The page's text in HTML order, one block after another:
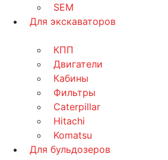
SEM
Для экскаваторов
КПП
Двигатели
Кабины
Фильтры
Caterpillar
Hitachi
Komatsu
Для бульдозеров